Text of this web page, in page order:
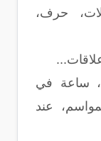
حرف،
ساعة في
عند